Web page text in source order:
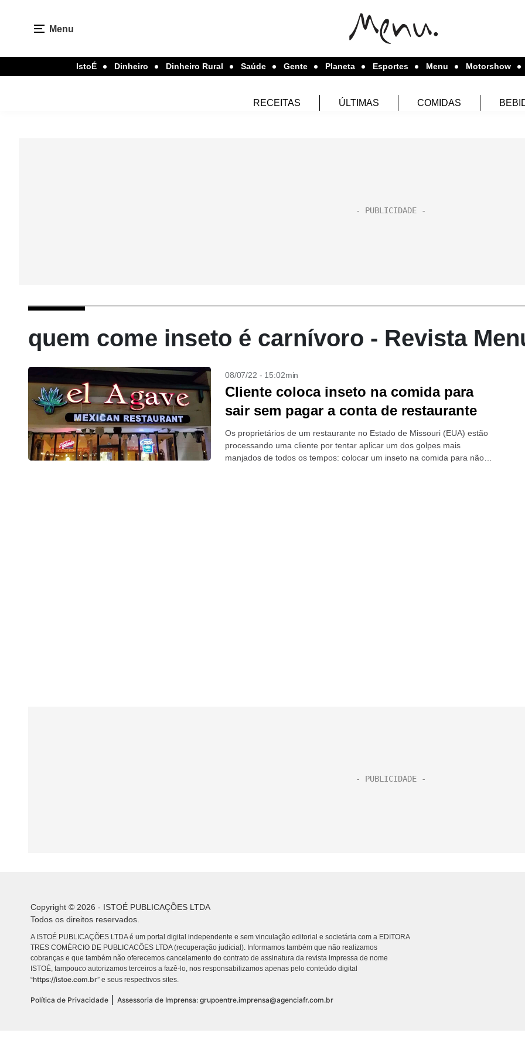
Menu
IstoÉ Dinheiro Dinheiro Rural Saúde Gente Planeta Esportes Menu Motorshow
RECEITAS ÚLTIMAS COMIDAS
quem come inseto é carnívoro - Revista
08/07/22 - 15:02min
Cliente coloca inseto na comida para
sair sem pagar a conta de restaurante
Os proprietários de um restaurante no Estado de Missouri (EUA) estão
processando uma cliente por tentar aplicar um dos golpes mais
manjados de todos os tempos: colocar um inseto na comida para não
Copyright © 2026 - ISTOÉ PUBLICAÇÕES LTDA
Todos os direitos reservados.
A ISTOÉ PUBLICAÇÕES LTDA é um portal digital independente e sem vinculação editorial e societária com a EDITORA
TRES COMÉRCIO DE PUBLICACÕES LTDA (recuperação judicial). Informamos também que não realizamos
cobranças e que também não oferecemos cancelamento do contrato de assinatura da revista impressa de nome
ISTOÉ, tampouco autorizamos terceiros a fazê-lo, nos responsabilizamos apenas pelo conteúdo digital
“https://istoe.com.br” e seus respectivos sites.
Política de Privacidade Assessoria de Imprensa: grupoentre.imprensa@agenciafr.com.br